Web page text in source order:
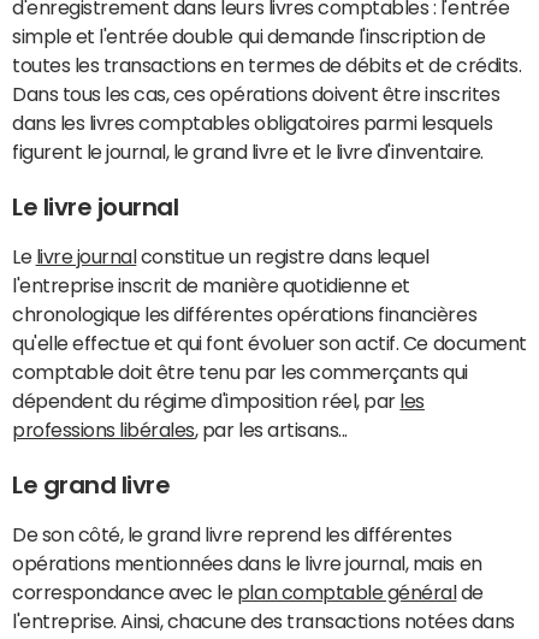
d'enregistrement dans leurs livres comptables : l'entrée
simple et l'entrée double qui demande l'inscription de
toutes les transactions en termes de débits et de crédits.
Dans tous les cas, ces opérations doivent être inscrites
dans les livres comptables obligatoires parmi lesquels
figurent le journal, le grand livre et le livre d'inventaire.
Le livre journal
Le livre journal constitue un registre dans lequel
l'entreprise inscrit de manière quotidienne et
chronologique les différentes opérations financières
qu'elle effectue et qui font évoluer son actif. Ce document
comptable doit être tenu par les commerçants qui
dépendent du régime d'imposition réel, par les
professions libérales, par les artisans...
Le grand livre
De son côté, le grand livre reprend les différentes
opérations mentionnées dans le livre journal, mais en
correspondance avec le plan comptable général de
l'entreprise. Ainsi, chacune des transactions notées dans